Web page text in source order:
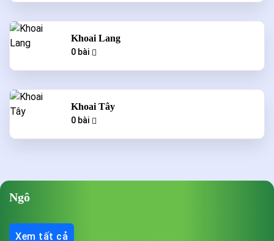
Khoai Lang
0 bài
Khoai Tây
0 bài
Ngô
Xem tất cả